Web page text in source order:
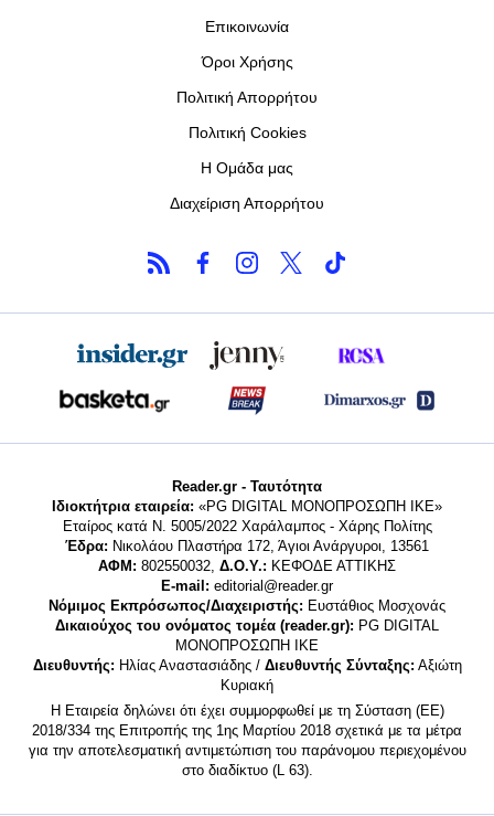
Επικοινωνία
Όροι Χρήσης
Πολιτική Απορρήτου
Πολιτική Cookies
Η Ομάδα μας
Διαχείριση Απορρήτου
Reader.gr - Ταυτότητα
Ιδιοκτήτρια εταιρεία: «PG DIGITAL MONΟΠΡΟΣΩΠΗ ΙΚΕ»
Εταίρος κατά Ν. 5005/2022 Χαράλαμπος - Χάρης Πολίτης
Έδρα: Νικολάου Πλαστήρα 172, Άγιοι Ανάργυροι, 13561
ΑΦΜ: 802550032, Δ.Ο.Υ.: ΚΕΦΟΔΕ ΑΤΤΙΚΗΣ
E-mail: editorial@reader.gr
Νόμιμος Εκπρόσωπος/Διαχειριστής: Ευστάθιος Μοσχονάς
Δικαιούχος του ονόματος τομέα (reader.gr): PG DIGITAL
MONΟΠΡΟΣΩΠΗ ΙΚΕ
Διευθυντής: Ηλίας Αναστασιάδης / Διευθυντής Σύνταξης: Αξιώτη
Κυριακή
Η Εταιρεία δηλώνει ότι έχει συμμορφωθεί με τη Σύσταση (ΕΕ)
2018/334 της Επιτροπής της 1ης Μαρτίου 2018 σχετικά με τα μέτρα
για την αποτελεσματική αντιμετώπιση του παράνομου περιεχομένου
στο διαδίκτυο (L 63).